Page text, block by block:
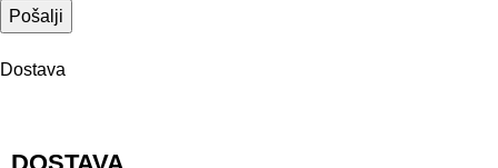
Dostava